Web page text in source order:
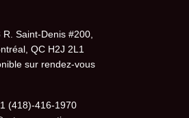
R. Saint-Denis #200,
QC H2J 2L1
sur rendez-vous
(418)-416-1970